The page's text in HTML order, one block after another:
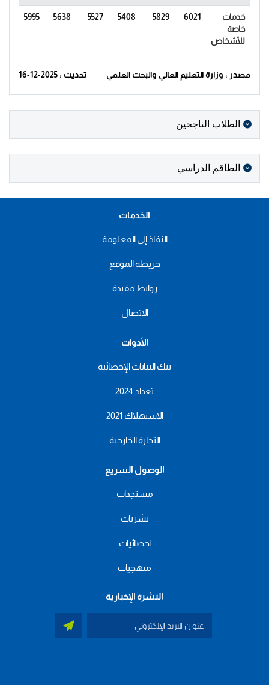
خدمات
خاصة
للأشخاص
6021
5829
5408
5527
5638
5995
مصدر : وزارة التعليم العالي والبحث العلمي تحديث : 2025-12-16
الطلاب الناجحين
الطاقم الدراسي
الخدمات
النفاذ إلى المعلومة
خريطة الموقع
روابط مفيدة
الاتصال
الأدوات
بنك البيانات الإحصائية
تعداد 2024
الاستهلاك 2021
التجارة الخارجية
الوصول السريع
مستجدات
نشريات
احصائيات
منهجيات
النشرة الإخبارية